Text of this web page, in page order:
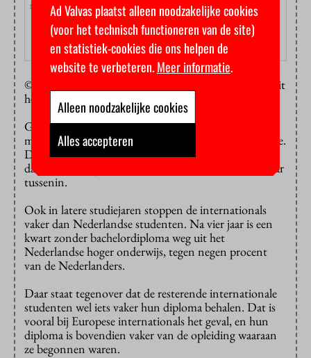
© HOP. Bron: Inspectie van het Onderwijs. Uitval: uit
het Nederlandse hoger onderwijs.
Grofweg een derde van de studenten kiest dus niet
meteen de juiste bacheloropleiding, meent de inspectie.
Dat geldt iets vaker voor niet-Europese internationals
dan voor Europese. Nederlandse studenten zitten daar
tussenin.
Ook in latere studiejaren stoppen de internationals
vaker dan Nederlandse studenten. Na vier jaar is een
kwart zonder bachelordiploma weg uit het
Nederlandse hoger onderwijs, tegen negen procent
van de Nederlanders.
Daar staat tegenover dat de resterende internationale
studenten wel iets vaker hun diploma behalen. Dat is
vooral bij Europese internationals het geval, en hun
diploma is bovendien vaker van de opleiding waaraan
ze begonnen waren.
Ad Valvas plaatst alleen noodzakelijke cookies
(voor het technisch functioneren van de site)
en statistiek-cookies die ons helpen de
website te verbeteren.Meer informatie.
Alleen noodzakelijke cookies
Alles accepteren